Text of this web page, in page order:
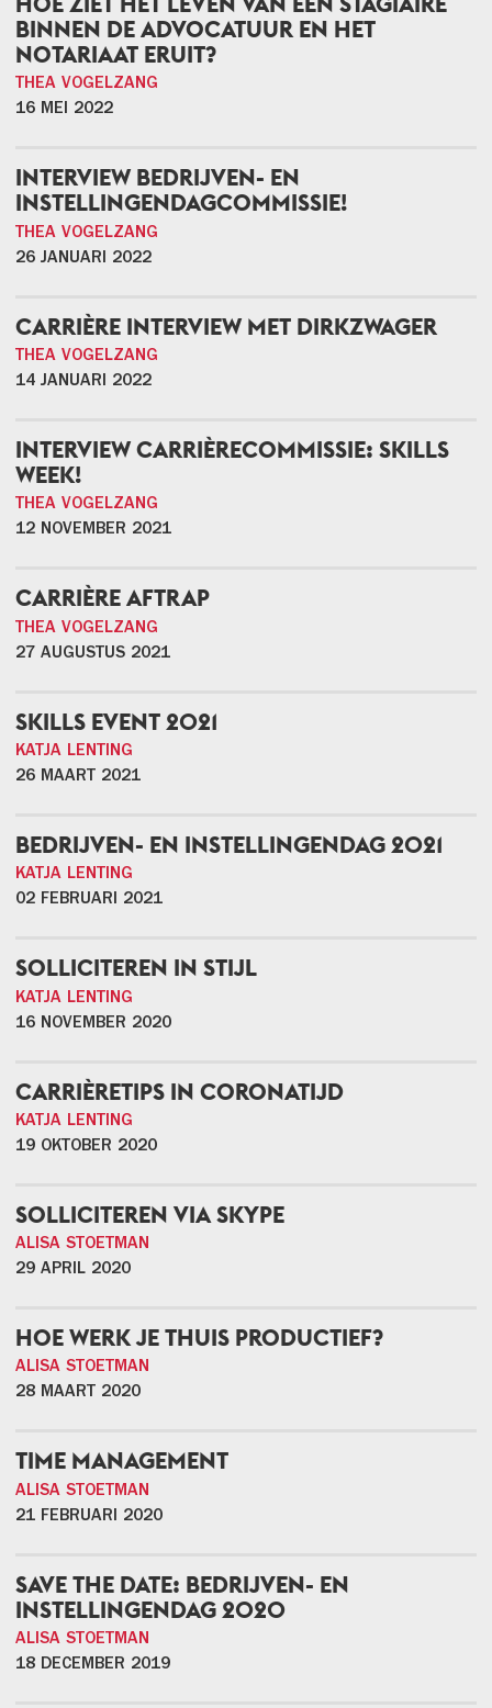
BINNEN DE ADVOCATUUR EN HET
NOTARIAAT ERUIT?
THEA VOGELZANG
16 MEI 2022
INTERVIEW BEDRIJVEN- EN
INSTELLINGENDAGCOMMISSIE!
THEA VOGELZANG
26 JANUARI 2022
CARRIÈRE INTERVIEW MET DIRKZWAGER
THEA VOGELZANG
14 JANUARI 2022
INTERVIEW CARRIÈRECOMMISSIE: SKILLS
WEEK!
THEA VOGELZANG
12 NOVEMBER 2021
CARRIÈRE AFTRAP
THEA VOGELZANG
27 AUGUSTUS 2021
SKILLS EVENT 2021
KATJA LENTING
26 MAART 2021
BEDRIJVEN- EN INSTELLINGENDAG 2021
KATJA LENTING
02 FEBRUARI 2021
SOLLICITEREN IN STIJL
KATJA LENTING
16 NOVEMBER 2020
CARRIÈRETIPS IN CORONATIJD
KATJA LENTING
19 OKTOBER 2020
SOLLICITEREN VIA SKYPE
ALISA STOETMAN
29 APRIL 2020
HOE WERK JE THUIS PRODUCTIEF?
ALISA STOETMAN
28 MAART 2020
TIME MANAGEMENT
ALISA STOETMAN
21 FEBRUARI 2020
SAVE THE DATE: BEDRIJVEN- EN
INSTELLINGENDAG 2020
ALISA STOETMAN
18 DECEMBER 2019